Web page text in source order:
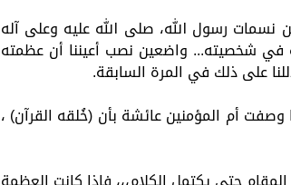
نسمات رسول الله، صلى الله عليه وعلى آله
في شخصيته... واضعين نصب أعيننا أن عظمته
على ذلك في المرة السابقة.
أم المؤمنين عائشة بأن (خُلقه القرآن) ،